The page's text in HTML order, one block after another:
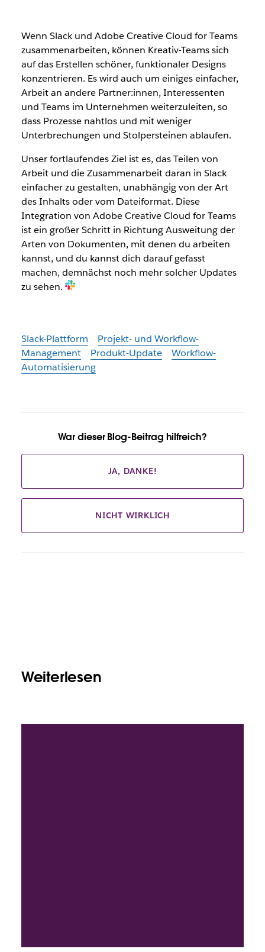
Wenn Slack und Adobe Creative Cloud for Teams
zusammenarbeiten, können Kreativ-Teams sich
auf das Erstellen schöner, funktionaler Designs
konzentrieren. Es wird auch um einiges einfacher,
Arbeit an andere Partner:innen, Interessenten
und Teams im Unternehmen weiterzuleiten, so
dass Prozesse nahtlos und mit weniger
Unterbrechungen und Stolpersteinen ablaufen.
Unser fortlaufendes Ziel ist es, das Teilen von
Arbeit und die Zusammenarbeit daran in Slack
einfacher zu gestalten, unabhängig von der Art
des Inhalts oder vom Dateiformat. Diese
Integration von Adobe Creative Cloud for Teams
ist ein großer Schritt in Richtung Ausweitung der
Arten von Dokumenten, mit denen du arbeiten
kannst, und du kannst dich darauf gefasst
machen, demnächst noch mehr solcher Updates
zu sehen.
Slack-Plattform
Projekt- und Workflow-
Management
Produkt-Update
Workflow-
Automatisierung
War dieser Blog-Beitrag hilfreich?
JA, DANKE!
NICHT WIRKLICH
Weiterlesen